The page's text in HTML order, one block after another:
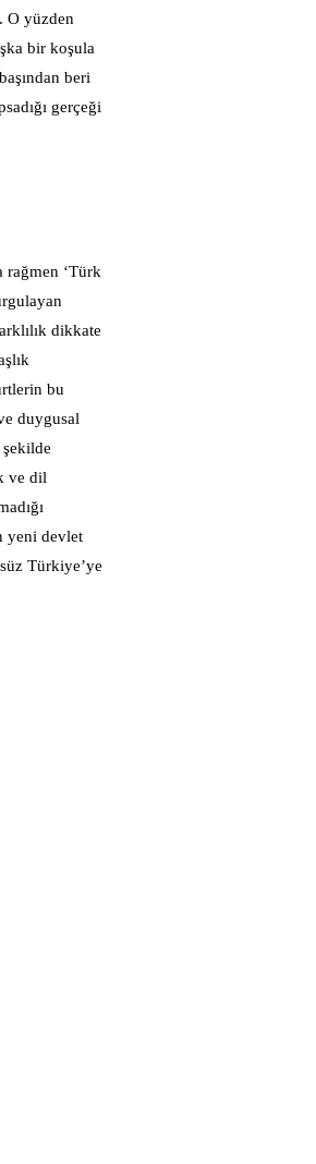
O yüzden
bir koşula
beri
gerçeği
‘Türk
dikkate
bu
duygusal
şekilde
ve dil
yeni devlet
Türkiye’ye